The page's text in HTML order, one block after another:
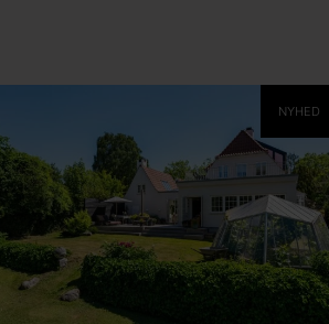
persondatapolitik.*
persondatapolitik
NYHED